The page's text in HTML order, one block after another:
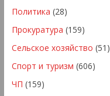
Политика (28)
Прокуратура (159)
Сельское хозяйство (51)
Спорт и туризм (606)
ЧП (159)